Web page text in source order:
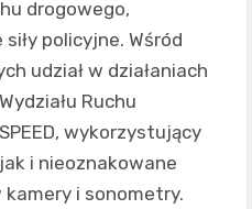
drogowego,
policyjne. Wśród
udział w działaniach
Ruchu
wykorzystujący
i nieoznakowane
i sonometry.